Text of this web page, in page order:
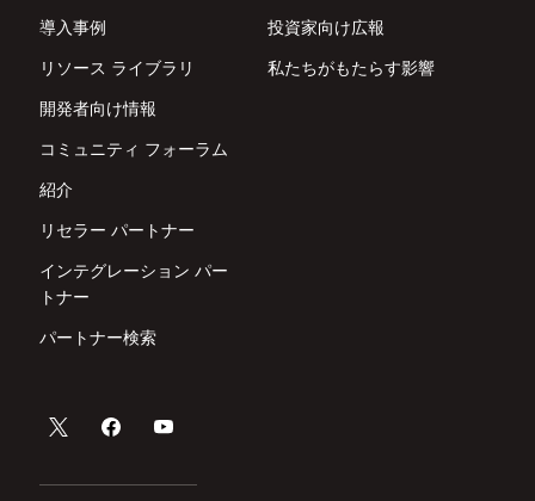
導入事例
リソース ライブラリ
開発者向け情報
コミュニティ フォーラム
紹介
リセラー パートナー
インテグレーション パー
トナー
パートナー検索
投資家向け広報
私たちがもたらす影響